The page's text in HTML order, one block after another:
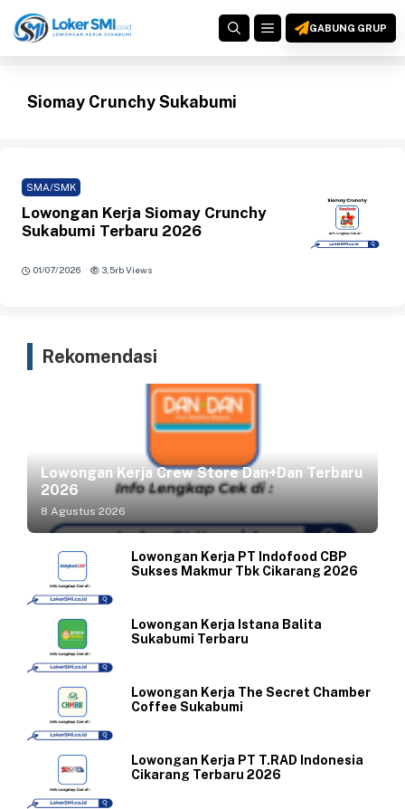
ke
MENUGABUNG GRUP
Siomay Crunchy Sukabumi
SMA/SMK
Lowongan Kerja Siomay Crunchy
Sukabumi Terbaru 2026
01/07/2026 · 3,5rb Views
Rekomendasi
Lowongan Kerja Crew Store Dan+Dan Terbaru
2026
8 Agustus 2026
Lowongan Kerja PT Indofood CBP
Sukses Makmur Tbk Cikarang 2026
Lowongan Kerja Istana Balita
Sukabumi Terbaru
Lowongan Kerja The Secret Chamber
Coffee Sukabumi
Lowongan Kerja PT T.RAD Indonesia
Cikarang Terbaru 2026